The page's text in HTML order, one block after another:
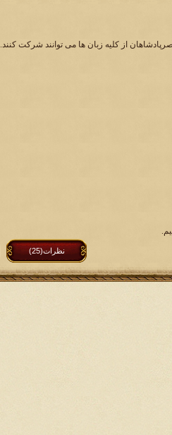
از کلیه زبان ها می توانند شرکت کنند.
نظرات(25)